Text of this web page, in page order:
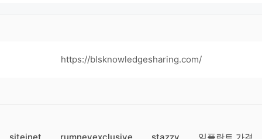
https://blsknowledgesharing.com/